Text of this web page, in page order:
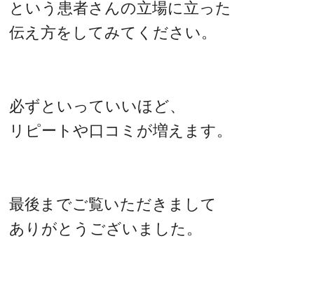
という患者さんの立場に立った
伝え方をしてみてください。
必ずといっていいほど、
リピートや口コミが増えます。
最後までご覧いただきまして
ありがとうございました。